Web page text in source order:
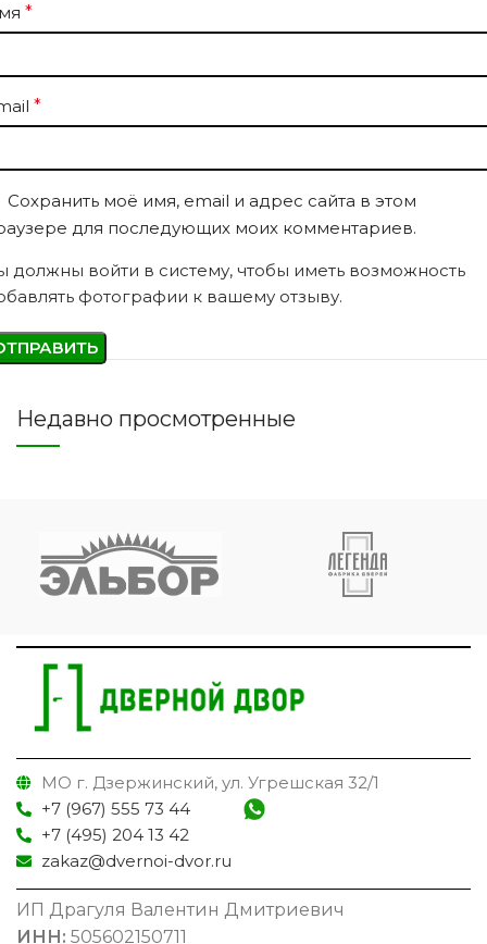
*
*
Сохранить моё имя, email и адрес сайта в этом
для последующих моих комментариев.
должны войти в систему, чтобы иметь возможность
фотографии к вашему отзыву.
Недавно просмотренные
МО г. Дзержинский, ул. Угрешская 32/1
+7 (967) 555 73 44
+7 (495) 204 13 42
zakaz@dvernoi-dvor.ru
ИП Драгуля Валентин Дмитриевич
ИНН: 505602150711